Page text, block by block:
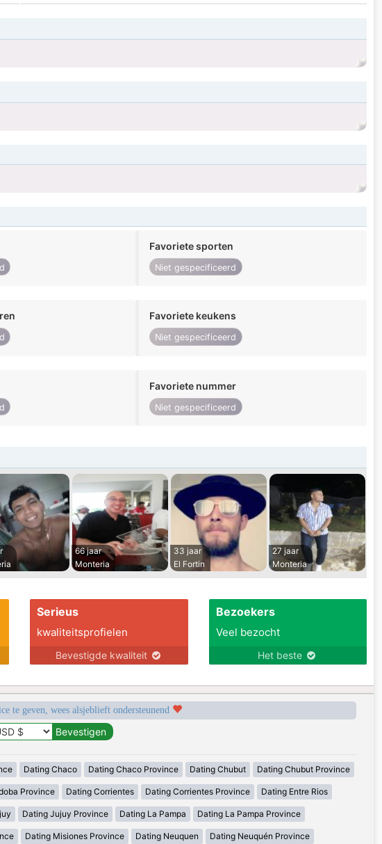
Favoriete sporten
Niet gespecificeerd
Favoriete keukens
Niet gespecificeerd
Favoriete nummer
Niet gespecificeerd
66 jaar
Monteria
33 jaar
El Fortin
27 jaar
Monteria
Serieus
kwaliteitsprofielen
Bevestigde kwaliteit
Bezoekers
Veel bezocht
Het beste
te geven, wees alsjeblieft ondersteunend
Dating Chaco Dating Chaco Province Dating Chubut Dating Chubut Province
Province Dating Corrientes Dating Corrientes Province Dating Entre Rios
Dating Jujuy Province Dating La Pampa Dating La Pampa Province
Dating Misiones Province Dating Neuquen Dating Neuquén Province